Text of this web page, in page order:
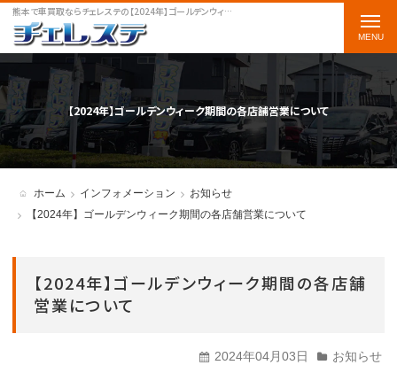
熊本で車買取ならチェレステの【2024年】ゴールデンウィーク期間の各店舗営業についてをご案内します
【2024年】ゴールデンウィーク期間の各店舗営業について
ホーム インフォメーション
お知らせ
【2024年】ゴールデンウィーク期間の各店舗営業について
【2024年】ゴールデンウィーク期間の各店舗
営業について
2024年04月03日 お知らせ
t
o
g
g
l
e
t